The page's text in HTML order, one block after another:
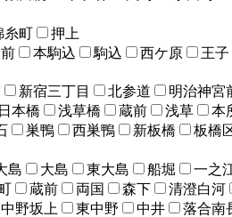
糸町
押上
本駒込 駒込 西ケ原 王子
新宿三丁目 北参道 明治神宮
本橋 浅草橋 蔵前 浅草 本
巣鴨 西巣鴨 新板橋 板橋
島 大島 東大島 船堀 一之
蔵前 両国 森下 清澄白河
中野坂上 東中野 中井 落合南